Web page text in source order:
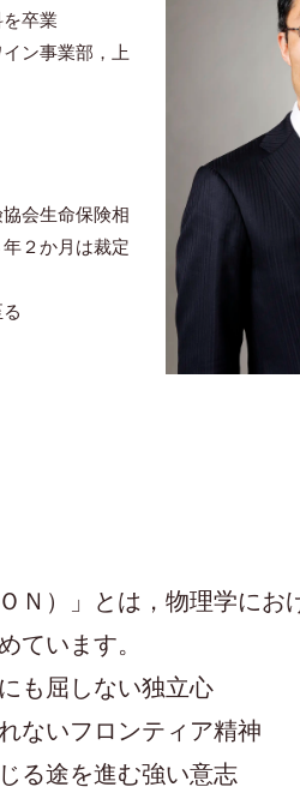
卒業
事業部，上
会生命保険相
か月は裁定
Ｎ）」とは，物理学にお
ています。
も屈しない独立心
ないフロンティア精神
る途を進む強い意志